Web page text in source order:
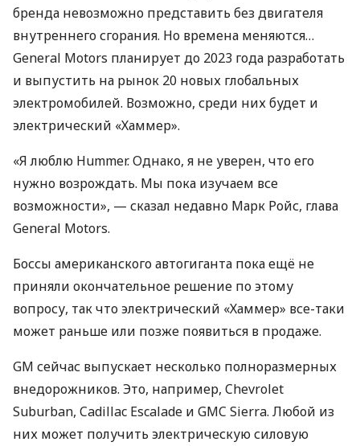
бренда невозможно представить без двигателя
внутреннего сгорания. Но времена меняются…
General Motors планирует до 2023 года разработать
и выпустить на рынок 20 новых глобальных
электромобилей. Возможно, среди них будет и
электрический «Хаммер».
«Я люблю Hummer. Однако, я не уверен, что его
нужно возрождать. Мы пока изучаем все
возможности», — сказал недавно Марк Ройс, глава
General Motors.
Боссы американского автогиганта пока ещё не
приняли окончательное решение по этому
вопросу, так что электрический «Хаммер» все-таки
может раньше или позже появиться в продаже.
GM сейчас выпускает несколько полноразмерных
внедорожников. Это, например, Chevrolet
Suburban, Cadillac Escalade и GMC Sierra. Любой из
них может получить электрическую силовую